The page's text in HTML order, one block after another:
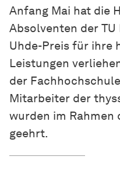
Anfang Mai hat die
Absolventen der
Uhde-Preis für ihre
Leistungen
der
Mitarbeiter der
wurden im Rahmen
geehrt.